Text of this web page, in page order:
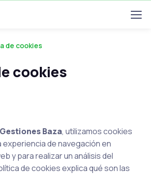
de cookies
cookies
Baza, utilizamos cookies
experiencia de navegación en
y para realizar un análisis del
de cookies explica qué son las